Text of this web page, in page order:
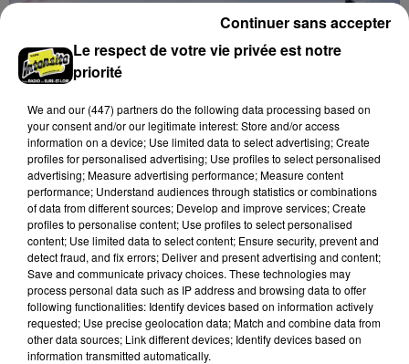
Dans le Perche eurélien, un nouveau grave
accident de la route
Deux blessés ont été pris en charge, dont un en
urgence absolue.
A LA UNE Voir plus
Le respect de votre vie privée est notre
priorité
We and our (447) partnersdo the following data processing based on
your consent and/or our legitimate interest: Store and/or access
information on a device; Use limited data to select advertising; Create
profiles for personalised advertising; Use profiles to select personalised
advertising; Measure advertising performance; Measure content
performance; Understand audiences through statistics or combinations
of data from different sources; Develop and improve services; Create
profiles to personalise content; Use profiles to select personalised
content; Use limited data to select content; Ensure security, prevent and
detect fraud, and fix errors; Deliver and present advertising and content;
Save and communicate privacy choices. These technologies may
process personal data such as IP address and browsing data to offer
following functionalities: Identify devices based on information actively
requested; Use precise geolocation data; Match and combine data from
other data sources; Link different devices; Identify devices based on
information transmitted automatically.
Continuer sans accepter